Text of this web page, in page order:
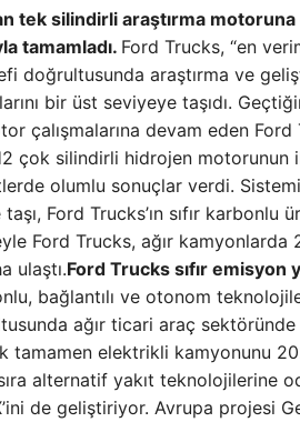
tek silindirli araştırma
tamamladı. Ford Trucks, “en
doğrultusunda araştırma ve
bir üst seviyeye taşıdı.
çalışmalarına devam eden
çok silindirli hidrojen
olumlu sonuçlar verdi.
Ford Trucks’ın sıfır
Ford Trucks, ağır kamyonlarda
ulaştı.Ford Trucks sıfır emisyon
bağlantılı ve otonom
ağır ticari araç
tamamen elektrikli kamyonunu
alternatif yakıt teknolojilerine
de geliştiriyor. Avrupa projesi